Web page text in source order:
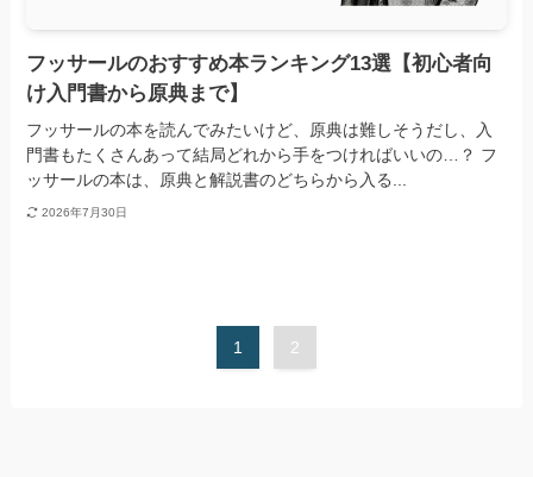
フッサールのおすすめ本ランキング13選【初心者向
け入門書から原典まで】
フッサールの本を読んでみたいけど、原典は難しそうだし、入
門書もたくさんあって結局どれから手をつければいいの…？ フ
ッサールの本は、原典と解説書のどちらから入る...
2026年7月30日
1 2